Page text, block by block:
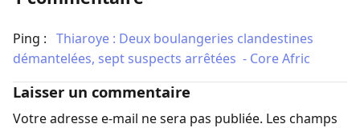
Ping : ​Thiaroye : Deux boulangeries clandestines
démantelées, sept suspects arrêtées - Core Afric
Laisser un commentaire
Votre adresse e-mail ne sera pas publiée. Les champs